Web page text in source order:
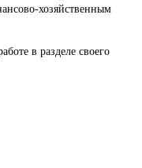
хозяйственным
в разделе своего